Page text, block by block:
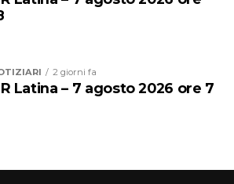
2 giorni fa
Latina – 7 agosto 2026 ore 7